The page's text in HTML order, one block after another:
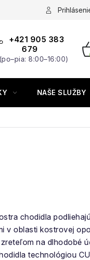
+421 905 383
679
8:00–16:00)
NAŠE SLUŽBY
chodidla
v oblasti kostrovej
na dlhodobé
technológiou